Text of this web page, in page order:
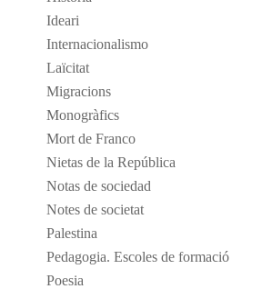
Ideari
Internacionalismo
Laïcitat
Migracions
Monogràfics
Mort de Franco
Nietas de la República
Notas de sociedad
Notes de societat
Palestina
Pedagogia. Escoles de formació
Poesia